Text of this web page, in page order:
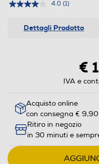
4.0 (1)
Dettagli Prodotto
€
IVA e
Acquisto online
con consegna € 9,90
Ritiro in negozio
in 30 minuti e